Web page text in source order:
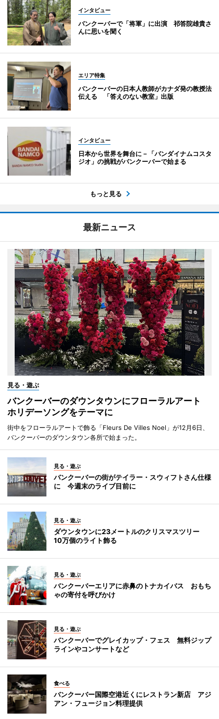
インタビュー
バンクーバーで「将軍」に出演 祁答院雄貴さ
んに思いを聞く
エリア特集
バンクーバーの日本人教師がカナダ発の教授法
伝える 「答えのない教室」出版
インタビュー
日本から世界を舞台に－「バンダイナムコスタ
ジオ」の挑戦がバンクーバーで始まる
もっと見る
最新ニュース
見る・遊ぶ
バンクーバーのダウンタウンにフローラルアート
ホリデーソングをテーマに
街中をフローラルアートで飾る「Fleurs De Villes Noel」が12月6日、
バンクーバーのダウンタウン各所で始まった。
見る・遊ぶ
バンクーバーの街がテイラー・スウィフトさん仕様
に 今週末のライブ目前に
見る・遊ぶ
ダウンタウンに23メートルのクリスマスツリー
10万個のライト飾る
見る・遊ぶ
バンクーバーエリアに赤鼻のトナカイバス おもち
ゃの寄付を呼びかけ
見る・遊ぶ
バンクーバーでグレイカップ・フェス 無料ジップ
ラインやコンサートなど
食べる
バンクーバー国際空港近くにレストラン新店 アジ
アン・フュージョン料理提供